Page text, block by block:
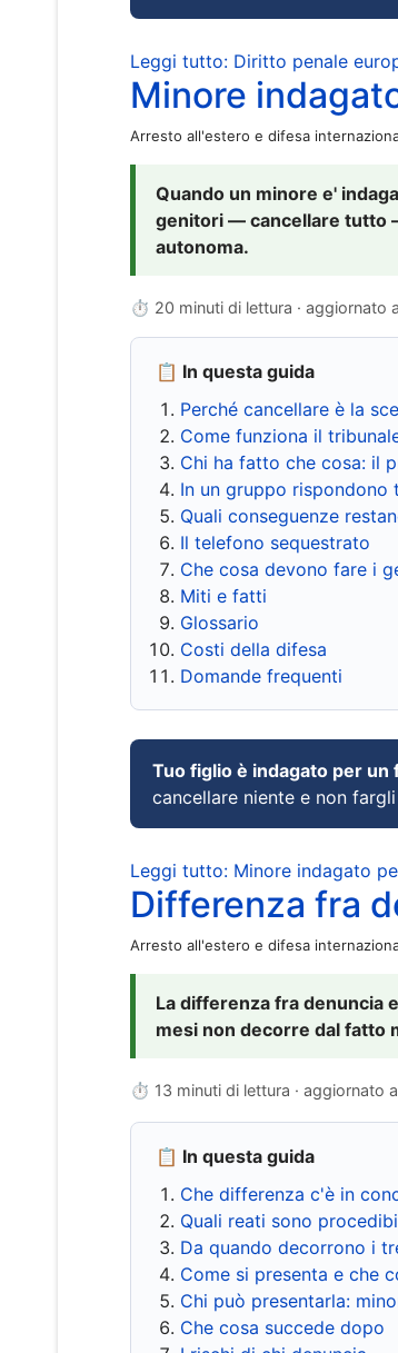
Leggi tutto: Diritto penale
Minore
Arresto all'estero e difesa
Quando un minore e'
genitori — cancellare tutto
autonoma.
⏱ 20 minuti di lettura · aggiornato
📋 In questa guida
Perché cancellare è la
Come funziona il
Chi ha fatto che cosa: il
In un gruppo
Quali conseguenze
Il telefono sequestrato
Che cosa devono fare i
Miti e fatti
Glossario
Costi della difesa
Domande frequenti
Tuo figlio è indagato per
cancellare niente e non
Leggi tutto: Minore indagato
Differenza fra
Arresto all'estero e difesa
La differenza fra denuncia
mesi non decorre dal fatto
⏱ 13 minuti di lettura · aggiornato
📋 In questa guida
Che differenza c'è in
Quali reati sono
Da quando decorrono i
Come si presenta e che
Chi può presentarla:
Che cosa succede dopo